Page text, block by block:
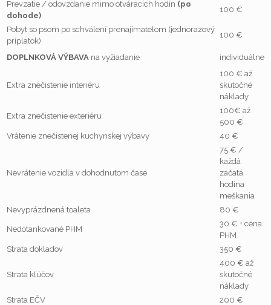
Prevzatie / odovzdanie mimo otváracích hodín (po
dohode)
100 €
Pobyt so psom po schválení prenajímateľom (jednorazový
príplatok)
100 €
DOPLNKOVÁ VÝBAVA na vyžiadanie individuálne
Extra znečistenie interiéru
100 € až
skutočné
náklady
Extra znečistenie exteriéru
100€ až
500 €
Vrátenie znečistenej kuchynskej výbavy
40 €
Nevrátenie vozidla v dohodnutom čase
75 € /
každá
začatá
hodina
meškania
Nevyprázdnená toaleta
80 €
Nedotankované PHM
30 € + cena
PHM
Strata dokladov
350 €
Strata kľúčov
400 € až
skutočné
náklady
Strata EČV
200 €